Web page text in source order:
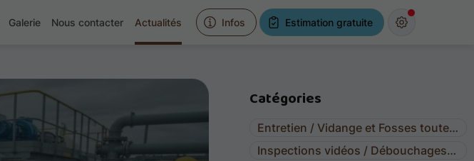
Galerie Nous contacter Actualités Infos Estimation gratuite
Catégories
Entretien / Vidange et Fosses toutes eaux
Inspections vidéos / Débouchages
(1)